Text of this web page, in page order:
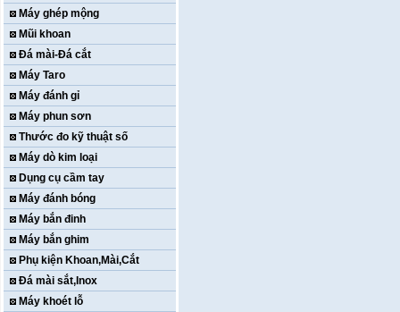
Máy ghép mộng
Mũi khoan
Đá mài-Đá cắt
Máy Taro
Máy đánh gỉ
Máy phun sơn
Thước đo kỹ thuật số
Máy dò kim loại
Dụng cụ cầm tay
Máy đánh bóng
Máy bắn đinh
Máy bắn ghim
Phụ kiện Khoan,Mài,Cắt
Đá mài sắt,Inox
Máy khoét lỗ